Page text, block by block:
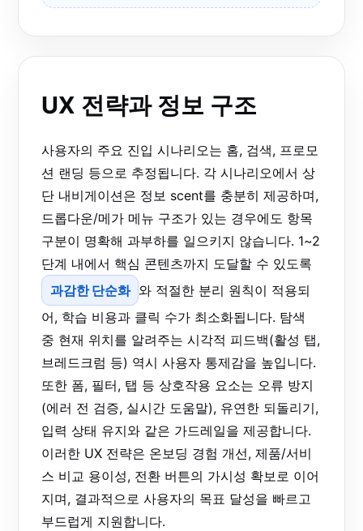
UX 전략과 정보 구조
사용자의 주요 진입 시나리오는 홈, 검색, 프로모
션 랜딩 등으로 추정됩니다. 각 시나리오에서 상
단 내비게이션은 정보 scent를 충분히 제공하며,
드롭다운/메가 메뉴 구조가 있는 경우에도 항목
구분이 명확해 과부하를 일으키지 않습니다. 1~2
단계 내에서 핵심 콘텐츠까지 도달할 수 있도록
과감한 단순화 와 적절한 분리 원칙이 적용되
어, 학습 비용과 클릭 수가 최소화됩니다. 탐색
중 현재 위치를 알려주는 시각적 피드백(활성 탭,
브레드크럼 등) 역시 사용자 통제감을 높입니다.
또한 폼, 필터, 탭 등 상호작용 요소는 오류 방지
(에러 전 검증, 실시간 도움말), 유연한 되돌리기,
입력 상태 유지와 같은 가드레일을 제공합니다.
이러한 UX 전략은 온보딩 경험 개선, 제품/서비
스 비교 용이성, 전환 버튼의 가시성 확보로 이어
지며, 결과적으로 사용자의 목표 달성을 빠르고
부드럽게 지원합니다.